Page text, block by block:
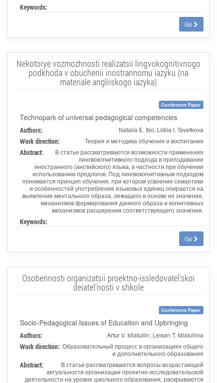
Keywords:
Go
Nekotorye vozmozhnosti realizatsii lingvokognitivnogo
podkhoda v obuchenii inostrannomu iazyku (na
materiale angliiskogo iazyka)
Conference Paper
Technopark of universal pedagogical competencies
Authors: Natalia E. Ibo, Lidiia I. Tsvetkova
Work direction: Теория и методика обучения и воспитания
Abstract:
В статье рассматриваются возможности применения
лингвокогнитивного подхода в преподавании
иностранного (английского) языка, в частности при обучении
использованию предлогов. Под лингвокогнитивным подходом
понимается принцип обучения, при котором усвоение семантики
и особенностей употребления языковых единиц опирается на
выявление ментального образа, лежащего в основе их значения,
механизмов формирования данного образа и когнитивных
механизмов расширения соответствующего значения.
Keywords:
Go
Osobennosti organizatsii proektno-issledovatel'skoi
deiatel'nosti v shkole
Conference Paper
Socio-Pedagogical Issues of Education and Upbringing
Authors: Artur V. Idiatullin, Leisan T. Idiatullina
Work direction: Образовательный процесс в организациях общего
и дополнительного образования
Abstract:
В статье рассматриваются вопросы возрастающей
актуальности организации проектно-исследовательской
деятельности на уровне школьного образования, раскрываются